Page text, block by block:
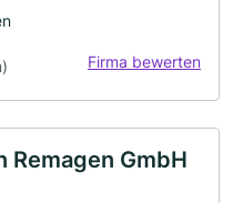
Firma bewerten
Remagen GmbH